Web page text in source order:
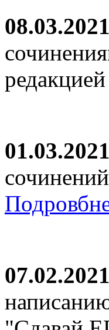
08.03.2021
01.03.2021